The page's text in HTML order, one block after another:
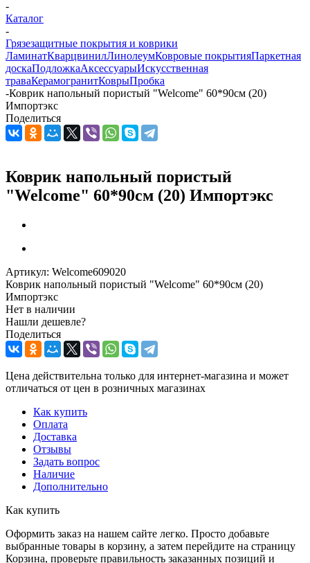
-
Каталог
-
Грязезащитные покрытия и коврики
ЛаминатКварцвинилЛинолеумКовровые покрытияПаркетная
доскаПодложкаАксессуарыИскусственная
траваКерамогранитКоврыПробка
-Коврик напольный пористый "Welcome" 60*90см (20)
Импортэкс
Поделиться
Коврик напольный пористый
"Welcome" 60*90см (20) Импортэкс
Артикул: Welcome609020
Коврик напольный пористый "Welcome" 60*90см (20)
Импортэкс
Нет в наличии
Нашли дешевле?
Поделиться
Цена действительна только для интернет-магазина и может
отличаться от цен в розничных магазинах
Как купить
Оплата
Доставка
Отзывы
Задать вопрос
Наличие
Дополнительно
Как купить
Оформить заказ на нашем сайте легко. Просто добавьте
выбранные товары в корзину, а затем перейдите на страницу
Корзина, проверьте правильность заказанных позиций и